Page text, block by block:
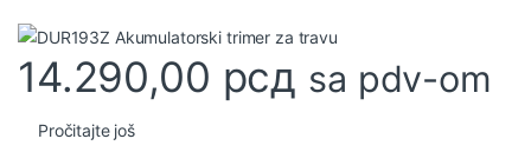
14.290,00 рсд sa pdv-om
Pročitajte još